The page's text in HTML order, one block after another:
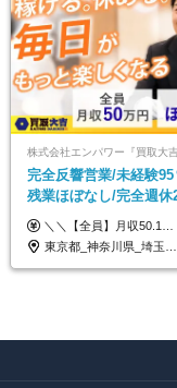
株式会社エンパワー『買取大吉
完全反響営業/未経験
残業ほぼなし/完全週休
収50万円スタート！/
回
＼＼【全員】月収50.1万円保証！／／ 月給30.1万円＋インセン＋特別手当20万円(半年間)＋賞与 ※経験者は優遇いたします（研修も免除の場合有） ※固定残業代:7万4000円以上/月45時間分を含む ※固定残業代は残業がない場合も支給し、超過分は別途支給します ■入社後5日間研修を実施 研修中のテスト（ロープレ、商材知識）合格で研修生卒業となり翌月からインセンティブの対象に。 ロープレは細かな評価基準があり、顧客満足度をキープするため非常に重要なテストです。 ※4カ月目以降も不合格の場合、月給28.3万円／1カ月以内合格率100％ ＜平均年収＞ ◆一般メンバー ：625万円 ◆店長（管理職）：1178万円 ◆マネージャー ：4160万円
東京都_神奈川県_埼玉県_千葉県_大阪府_愛知県_北海道_青森県_岩手県_宮城県_秋田県_山形県_福島県_茨城県_栃木県_群馬県_新潟県_山梨県_長野県_富山県_石川県_福井県_静岡県_岐阜県_三重県_兵庫県_京都府_滋賀県_奈良県_和歌山県_広島県_岡山県_鳥取県_島根県_山口県_徳島県_香川県_愛媛県_高知県_福岡県_熊本県_佐賀県_長崎県_大分県_宮崎県_鹿児島県_沖縄県